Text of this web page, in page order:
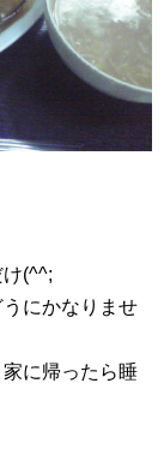
(^^;
にかなりませ
に帰ったら睡